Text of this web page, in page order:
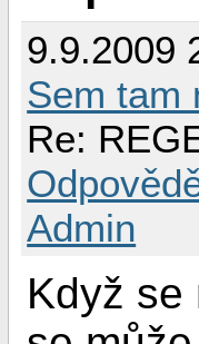
9.9.2009
Sem tam
Re:
Admin
Když